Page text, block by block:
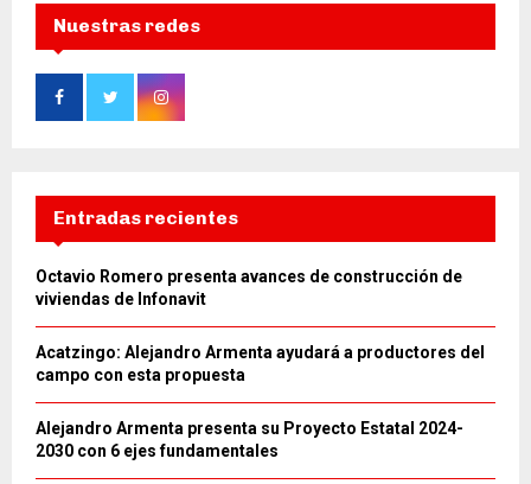
Nuestras redes
Entradas recientes
Octavio Romero presenta avances de construcción de
viviendas de Infonavit
Acatzingo: Alejandro Armenta ayudará a productores del
campo con esta propuesta
Alejandro Armenta presenta su Proyecto Estatal 2024-
2030 con 6 ejes fundamentales